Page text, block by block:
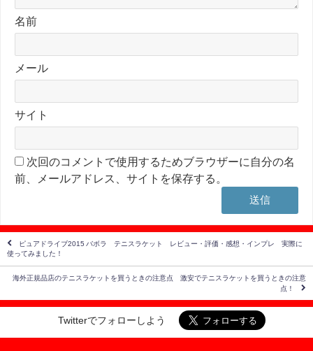
名前
メール
サイト
次回のコメントで使用するためブラウザーに自分の名
前、メールアドレス、サイトを保存する。
ピュアドライブ2015 バボラ テニスラケット レビュー・評価・感想・インプレ 実際に
使ってみました！
海外正規品店のテニスラケットを買うときの注意点 激安でテニスラケットを買うときの注意
点！
Twitterでフォローしよう